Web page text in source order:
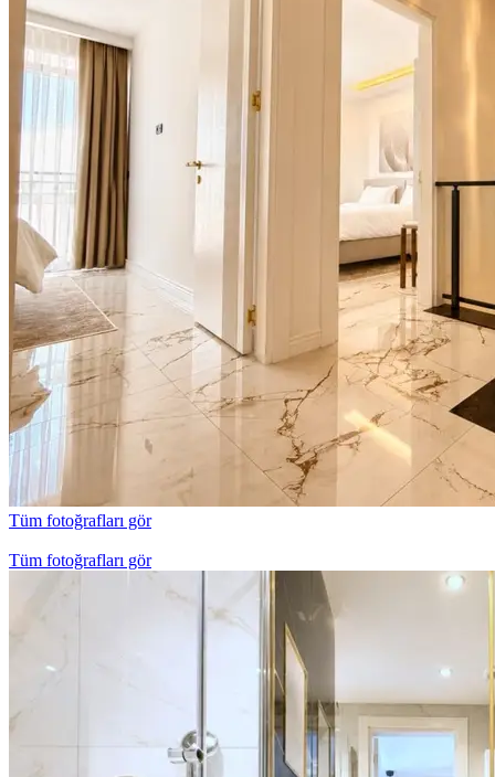
Tüm fotoğrafları gör
Tüm fotoğrafları gör